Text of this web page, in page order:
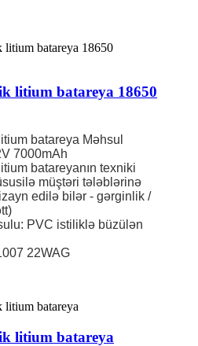
litium batareya 18650
batareya Məhsul
7000mAh
batareyanın texniki
müştəri tələblərinə
edilə bilər - gərginlik /
PVC istiliklə büzülən
22WAG
litium batareya